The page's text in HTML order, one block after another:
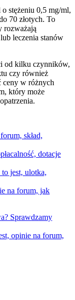
stężeniu 0,5 mg/ml,
70 złotych. To
rozważają
leczenia stanów
od kilku czynników,
czy również
ceny w różnych
który może
skład,
dotacje
jest, ulotka,
na forum, jak
Sprawdzamy
opinie na forum,